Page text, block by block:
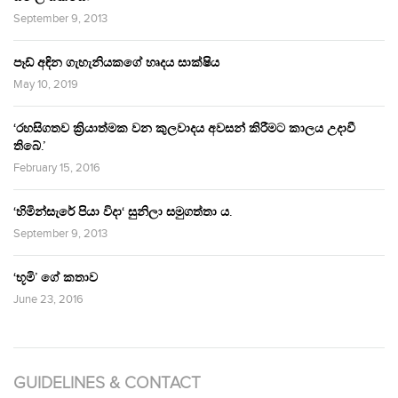
September 9, 2013
පෑඩ් අඳින ගැහැනියකගේ හෘදය සාක්ෂිය
May 10, 2019
‘රහසිගතව ක්‍රියාත්මක වන කුලවාදය අවසන් කිරීමට කාලය උදාවී
තිබේ.’
February 15, 2016
‘හිමින්සැරේ පියා විදා‘ සුනිලා සමුගත්තා ය.
September 9, 2013
‘භූමි’ ගේ කතාව
June 23, 2016
GUIDELINES & CONTACT